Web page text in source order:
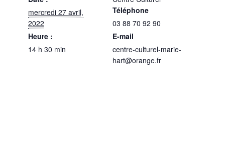
mercredi 27 avril,
2022
Heure :
14 h 30 min
Téléphone
03 88 70 92 90
E-mail
centre-culturel-marie-
hart@orange.fr